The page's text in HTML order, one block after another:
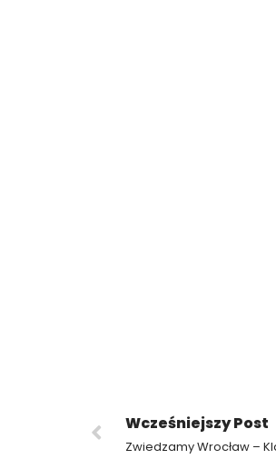
Wcześniejszy Post
Zwiedzamy Wrocław –